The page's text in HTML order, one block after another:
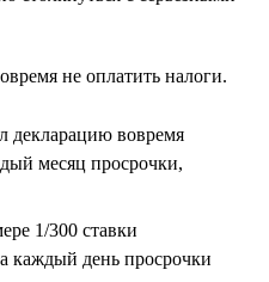
не оплатить налоги.
декларацию вовремя
месяц просрочки,
1/300 ставки
каждый день просрочки